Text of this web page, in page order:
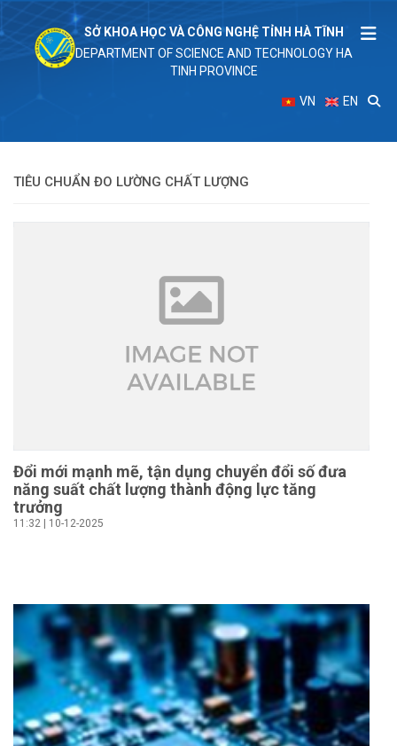
SỞ KHOA HỌC VÀ CÔNG NGHỆ TỈNH HÀ TĨNH
DEPARTMENT OF SCIENCE AND TECHNOLOGY HA
TINH PROVINCE
VN EN
TIÊU CHUẨN ĐO LƯỜNG CHẤT LƯỢNG
Đổi mới mạnh mẽ, tận dụng chuyển đổi số đưa
năng suất chất lượng thành động lực tăng
trưởng
11:32 | 10-12-2025